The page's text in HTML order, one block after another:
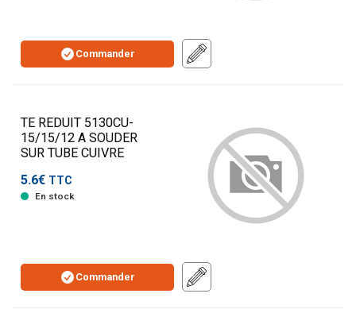
Commander
TE REDUIT 5130CU-
15/15/12 A SOUDER
SUR TUBE CUIVRE
5.6€ TTC
En stock
Commander